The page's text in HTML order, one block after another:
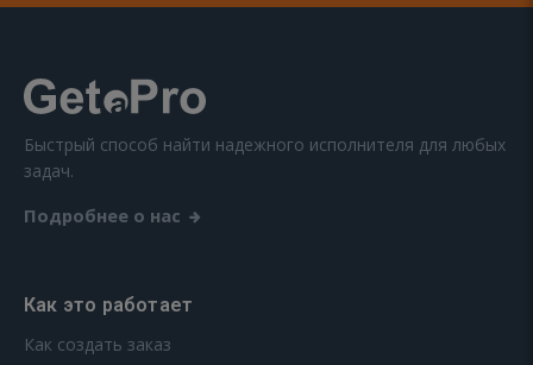
Быстрый способ найти надежного исполнителя для любых
задач.
Подробнее о нас
Как это работает
Как создать заказ